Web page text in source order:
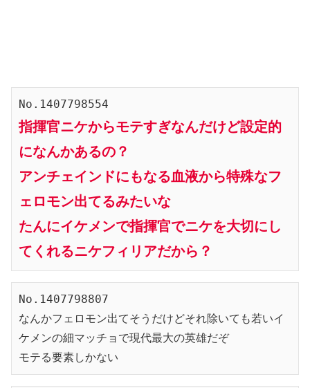
No.1407798554
指揮官ニケからモテすぎなんだけど設定的
になんかあるの？
アンチェインドにもなる血液から特殊なフ
ェロモン出てるみたいな
たんにイケメンで指揮官でニケを大切にし
てくれるニケフィリアだから？
No.1407798807
なんかフェロモン出てそうだけどそれ除いても若いイ
ケメンの細マッチョで現代最大の英雄だぞ
モテる要素しかない